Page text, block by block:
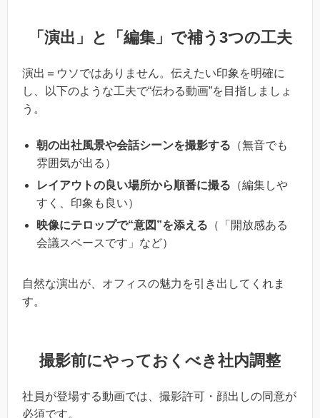
「演出」と「編集」で補う3つの工夫
演出＝ウソではありません。伝えたい印象を明確に
し、以下のような工夫で“伝わる動画”を目指しましょ
う。
朝の出社風景や会話シーンを撮影する （無音でも
雰囲気が出る）
レイアウトの良い場所から順番に撮る （編集しや
すく、印象も良い）
映像にテロップで“意図”を添える （「開放感ある
会議スペースです」など）
自然な演出が、オフィスの魅力を引き出してくれま
す。
撮影前にやっておくべき社内調整
社員が登場する動画では、撮影許可・顔出しの同意が
必須です。